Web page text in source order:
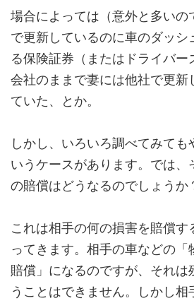
場合によっては（意外と多いの
で更新しているのに車のダッシ
る保険証券（またはドライバ
会社のままで妻には他社で更新
ていた、とか。
しかし、いろいろ調べてみても
いうケースがあります。では、
の賠償はどうなるのでしょうか
これは相手の何の損害を賠償す
ってきます。相手の車などの「
賠償」になるのですが、それは
うことはできません。しかし相